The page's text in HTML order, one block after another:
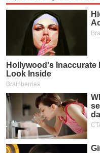
Đào
tạo
Sách
tài